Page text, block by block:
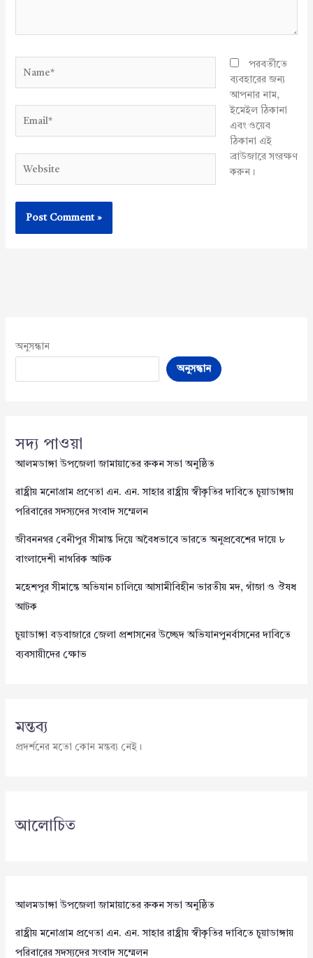
পরবর্তীতে
ব্যবহারের জন্য
আপনার নাম,
ইমেইল ঠিকানা
এবং ওয়েব
ঠিকানা এই
ব্রাউজারে সংরক্ষণ
করুন।
অনুসন্ধান
অনুসন্ধান
সদ্য পাওয়া
আলমডাঙ্গা উপজেলা জামায়াতের রুকন সভা অনুষ্ঠিত
রাষ্ট্রীয় মনোগ্রাম প্রণেতা এন. এন. সাহার রাষ্ট্রীয় স্বীকৃতির দাবিতে চুয়াডাঙ্গায়
পরিবারের সদস্যদের সংবাদ সম্মেলন
জীবননগর বেনীপুর সীমান্ত দিয়ে অবৈধভাবে ভারতে অনুপ্রবেশের দায়ে ৮
বাংলাদেশী নাগরিক আটক
মহেশপুর সীমান্তে অভিযান চালিয়ে আসামীবিহীন ভারতীয় মদ, গাঁজা ও ঔষধ
আটক
চুয়াডাঙ্গা বড়বাজারে জেলা প্রশাসনের উচ্ছেদ অভিযানপুনর্বাসনের দাবিতে
ব্যবসায়ীদের ক্ষোভ
মন্তব্য
প্রদর্শনের মতো কোন মন্তব্য নেই।
আলোচিত
আলমডাঙ্গা উপজেলা জামায়াতের রুকন সভা অনুষ্ঠিত
রাষ্ট্রীয় মনোগ্রাম প্রণেতা এন. এন. সাহার রাষ্ট্রীয় স্বীকৃতির দাবিতে চুয়াডাঙ্গায়
পরিবারের সদস্যদের সংবাদ সম্মেলন